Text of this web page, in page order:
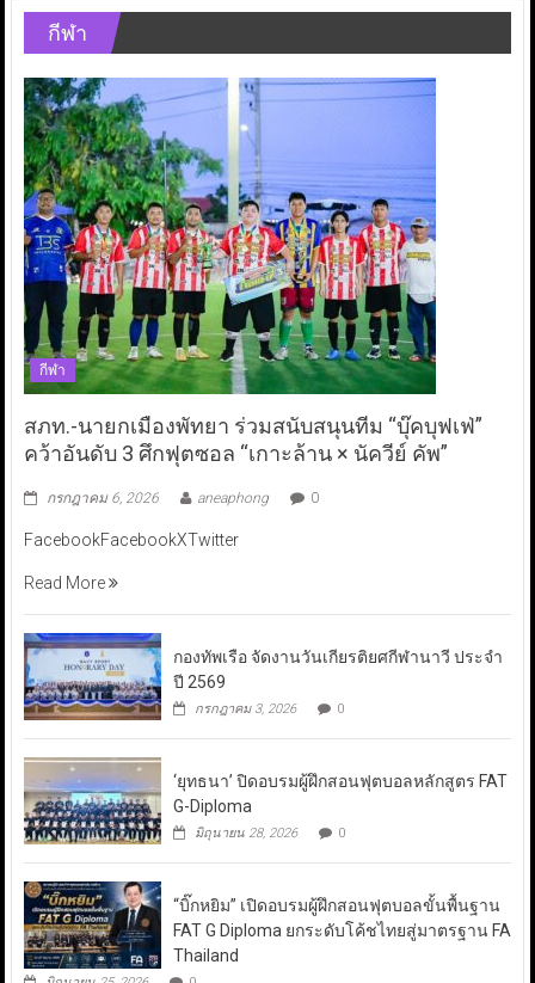
กีฬา
กีฬา
สภท.-นายกเมืองพัทยา ร่วมสนับสนุนทีม “บุ๊คบุฟเฟ่”
คว้าอันดับ 3 ศึกฟุตซอล “เกาะล้าน × นัควีย์ คัพ”
กรกฎาคม 6, 2026 aneaphong 0
FacebookFacebookXTwitter
Read More
กองทัพเรือ จัดงานวันเกียรติยศกีฬานาวี ประจำ
ปี 2569
กรกฎาคม 3, 2026 0
‘ยุทธนา’ ปิดอบรมผู้ฝึกสอนฟุตบอลหลักสูตร FAT
G-Diploma
มิถุนายน 28, 2026 0
“บิ๊กหยิม” เปิดอบรมผู้ฝึกสอนฟุตบอลขั้นพื้นฐาน
FAT G Diploma ยกระดับโค้ชไทยสู่มาตรฐาน FA
Thailand